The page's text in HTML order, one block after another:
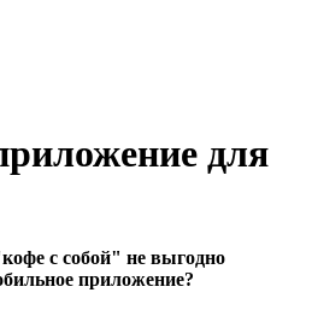
для
с собой" не выгодно
приложение?